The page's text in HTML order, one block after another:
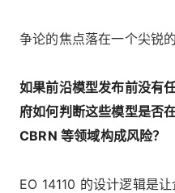
争论的焦点落在一个尖锐的
如果前沿模型发布前没有
府如何判断这些模型是否
CBRN 等领域构成风险？
EO 14110 的设计逻辑是